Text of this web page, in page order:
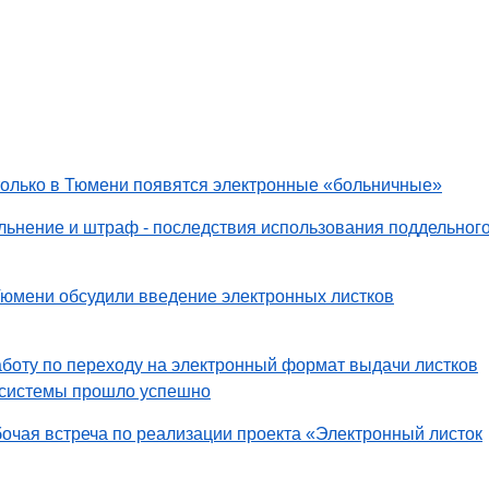
в Тюмени появятся электронные «больничные»
и штраф - последствия использования
обсудили введение электронных листков
по переходу на электронный формат выдачи листков
системы прошло успешно
встреча по реализации проекта «Электронный листок